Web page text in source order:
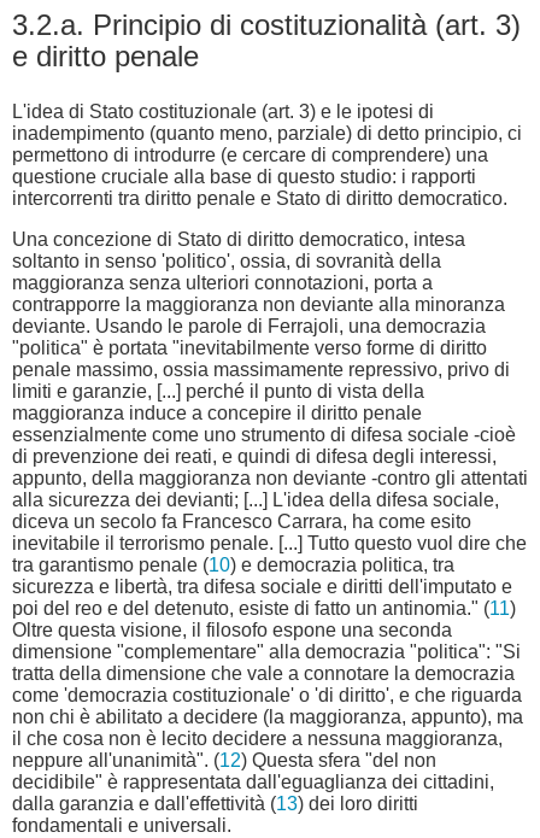
3.2.a. Principio di costituzionalità (art. 3)
e diritto penale
L'idea di Stato costituzionale (art. 3) e le ipotesi di
inadempimento (quanto meno, parziale) di detto principio, ci
permettono di introdurre (e cercare di comprendere) una
questione cruciale alla base di questo studio: i rapporti
intercorrenti tra diritto penale e Stato di diritto democratico.
Una concezione di Stato di diritto democratico, intesa
soltanto in senso 'politico', ossia, di sovranità della
maggioranza senza ulteriori connotazioni, porta a
contrapporre la maggioranza non deviante alla minoranza
deviante. Usando le parole di Ferrajoli, una democrazia
"politica" è portata "inevitabilmente verso forme di diritto
penale massimo, ossia massimamente repressivo, privo di
limiti e garanzie, [...] perché il punto di vista della
maggioranza induce a concepire il diritto penale
essenzialmente come uno strumento di difesa sociale -cioè
di prevenzione dei reati, e quindi di difesa degli interessi,
appunto, della maggioranza non deviante -contro gli attentati
alla sicurezza dei devianti; [...] L'idea della difesa sociale,
diceva un secolo fa Francesco Carrara, ha come esito
inevitabile il terrorismo penale. [...] Tutto questo vuol dire che
tra garantismo penale (10) e democrazia politica, tra
sicurezza e libertà, tra difesa sociale e diritti dell'imputato e
poi del reo e del detenuto, esiste di fatto un antinomia." (11)
Oltre questa visione, il filosofo espone una seconda
dimensione "complementare" alla democrazia "politica": "Si
tratta della dimensione che vale a connotare la democrazia
come 'democrazia costituzionale' o 'di diritto', e che riguarda
non chi è abilitato a decidere (la maggioranza, appunto), ma
il che cosa non è lecito decidere a nessuna maggioranza,
neppure all'unanimità". (12) Questa sfera "del non
decidibile" è rappresentata dall'eguaglianza dei cittadini,
dalla garanzia e dall'effettività (13) dei loro diritti
fondamentali e universali.